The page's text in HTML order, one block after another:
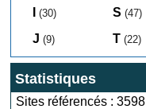
(30)
J (9)
S (47)
T (22)
Statistiques
Sites référencés : 3598